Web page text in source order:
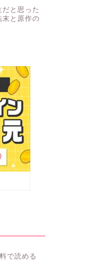
だと思った
末と原作の
で読める